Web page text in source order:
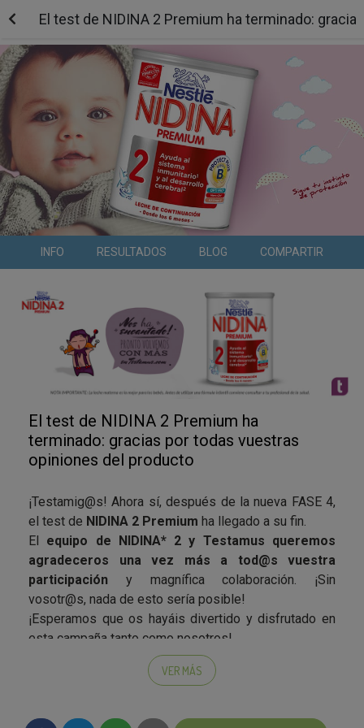
El test de NIDINA 2 Premium ha terminado:
INFO RESULTADOS BLOG COMPARTIR
El test de NIDINA 2 Premium ha
terminado: gracias por todas vuestras
opiniones del producto
¡Testamig@s! Ahora sí, después de la nueva FASE 4,
el test de NIDINA 2 Premium ha llegado a su fin.
El equipo de NIDINA* 2 y Testamus queremos
agradeceros una vez más a tod@s vuestra
participación y magnífica colaboración. ¡Sin
vosotr@s, nada de esto sería posible!
¡Esperamos que os hayáis divertido y disfrutado en
esta campaña tanto como nosotros!
Por nuestra parte, os hacemos una última recopilación
de los mejores momentos
Probando,Dos rayitas,Verde&Malva,Mis cosas
VER MÁS